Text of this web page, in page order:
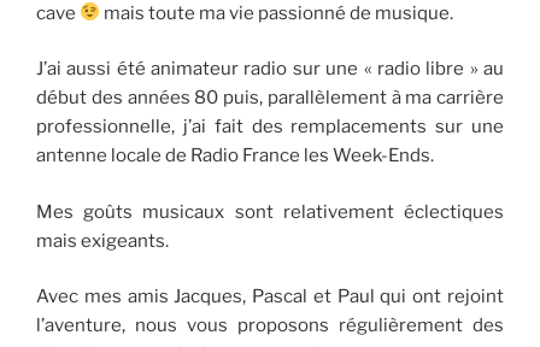
cave
mais toute ma vie passionné de musique.
J’ai aussi été animateur radio sur une « radio libre » au
début des années 80 puis, parallèlement à ma carrière
professionnelle, j’ai fait des remplacements sur une
antenne locale de Radio France les Week-Ends.
Mes goûts musicaux sont relativement éclectiques
mais exigeants.
Avec mes amis Jacques, Pascal et Paul qui ont rejoint
l’aventure, nous vous proposons régulièrement des